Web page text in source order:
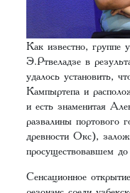
Как известно, группе
Э.Ртвеладзе в
удалось установить,
Кампыртепа и
и есть знаменитая
развалины портового
древности Окс),
просуществовавшем
Сенсационное